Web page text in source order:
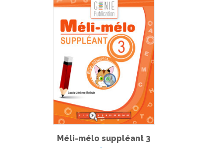
Coup de coeur | Jeu d’évasion – Piégé dans le local de la
radio étudiante
3,99 $-PDF
Méli-mélo suppléant 3